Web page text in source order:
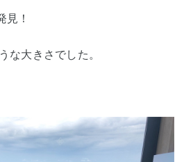
！
な大きさでした。